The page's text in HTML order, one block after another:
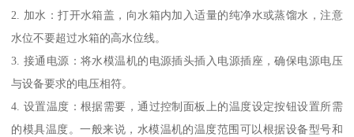
2. 加水：打开水箱盖，向水箱内加入适量的纯净水或蒸馏水，注意
水位不要超过水箱的高水位线。
3. 接通电源：将水模温机的电源插头插入电源插座，确保电源电压
与设备要求的电压相符。
4. 设置温度：根据需要，通过控制面板上的温度设定按钮设置所需
的模具温度。一般来说，水模温机的温度范围可以根据设备型号和